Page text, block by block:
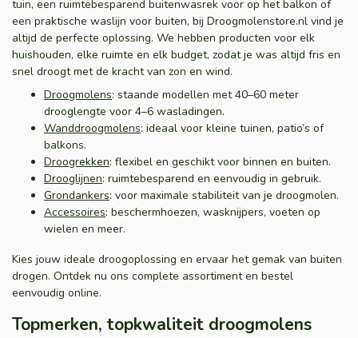
tuin, een ruimtebesparend buitenwasrek voor op het balkon of
een praktische waslijn voor buiten, bij Droogmolenstore.nl vind je
altijd de perfecte oplossing. We hebben producten voor elk
huishouden, elke ruimte en elk budget, zodat je was altijd fris en
snel droogt met de kracht van zon en wind.
Droogmolens: staande modellen met 40–60 meter
drooglengte voor 4–6 wasladingen.
Wanddroogmolens: ideaal voor kleine tuinen, patio’s of
balkons.
Droogrekken: flexibel en geschikt voor binnen en buiten.
Drooglijnen: ruimtebesparend en eenvoudig in gebruik.
Grondankers: voor maximale stabiliteit van je droogmolen.
Accessoires: beschermhoezen, wasknijpers, voeten op
wielen en meer.
Kies jouw ideale droogoplossing en ervaar het gemak van buiten
drogen. Ontdek nu ons complete assortiment en bestel
eenvoudig online.
Topmerken, topkwaliteit droogmolens